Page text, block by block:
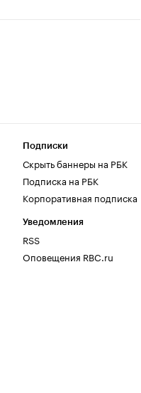
Подписки
Скрыть баннеры на РБК
Подписка на РБК
Корпоративная подписка
Уведомления
RSS
Оповещения RBC.ru